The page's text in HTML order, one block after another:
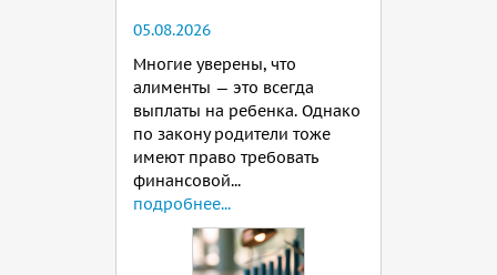
05.08.2026
Многие уверены, что
алименты — это всегда
выплаты на ребенка. Однако
по закону родители тоже
имеют право требовать
финансовой...
подробнее...